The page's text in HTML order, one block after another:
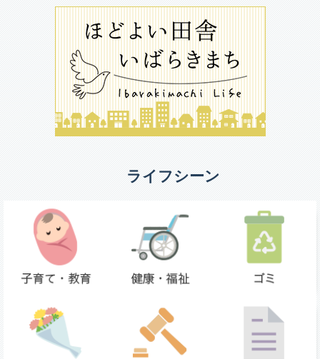
ライフシーン